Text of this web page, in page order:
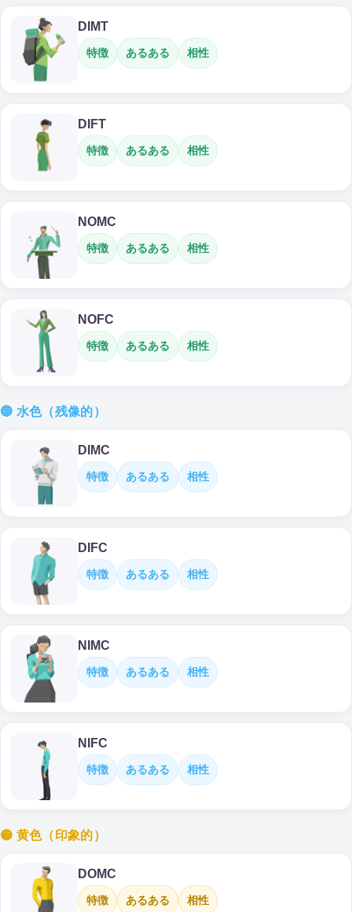
DIMT
特徴 あるある 相性
DIFT
特徴 あるある 相性
NOMC
特徴 あるある 相性
NOFC
特徴 あるある 相性
🔵 水色（残像的）
DIMC
特徴 あるある 相性
DIFC
特徴 あるある 相性
NIMC
特徴 あるある 相性
NIFC
特徴 あるある 相性
🟡 黄色（印象的）
DOMC
特徴 あるある 相性